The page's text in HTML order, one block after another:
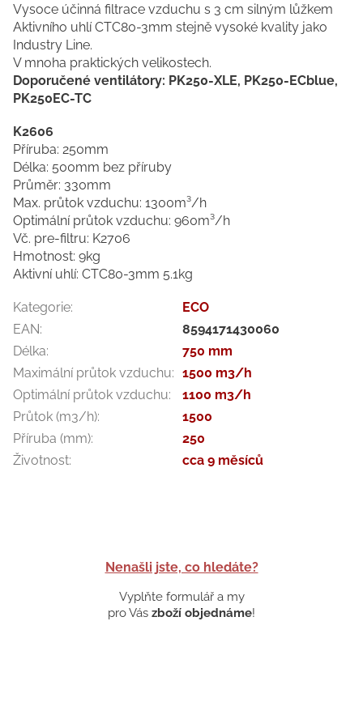
Nenašli jste, co hledáte?
Vyplňte formulář a my
pro Vás zboží objednáme!
Vysoce účinná filtrace vzduchu s 3 cm silným lůžkem
Aktivního uhlí CTC80-3mm stejně vysoké kvality jako
Industry Line.
V mnoha praktických velikostech.
Doporučené ventilátory: PK250-XLE, PK250-ECblue,
PK250EC-TC
K2606
Příruba: 250mm
Délka: 500mm bez příruby
Průměr: 330mm
Max. průtok vzduchu: 1300m³/h
Optimální průtok vzduchu: 960m³/h
Vč. pre-filtru: K2706
Hmotnost: 9kg
Aktivní uhlí: CTC80-3mm 5.1kg
Kategorie:
ECO
EAN:
8594171430060
Délka:
750 mm
Maximální průtok vzduchu: 1500 m3/h
Optimální průtok vzduchu:
1100 m3/h
Průtok (m3/h):
1500
Příruba (mm):
250
Životnost: cca 9 měsíců